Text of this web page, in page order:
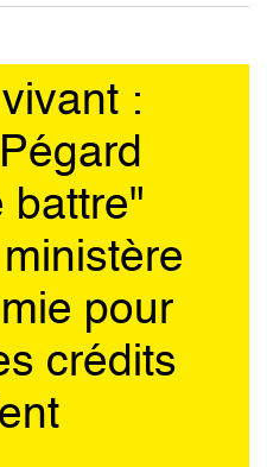
:
battre"
pour
crédits